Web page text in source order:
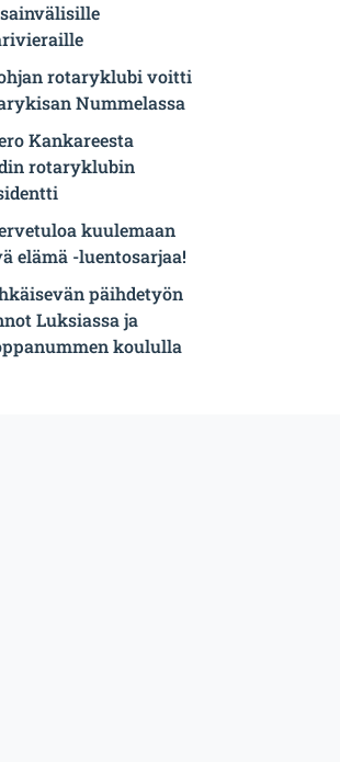
rotaryklubi voitti
Nummelassa
Kankareesta
rotaryklubin
kuulemaan
elämä -luentosarjaa!
päihdetyön
Luksiassa ja
koululla